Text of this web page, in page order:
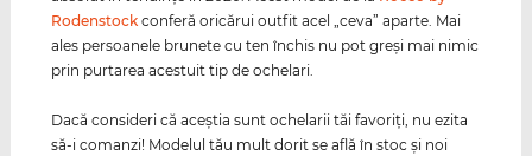
Rodenstock conferă oricărui outfit acel „ceva” aparte. Mai
ales persoanele brunete cu ten închis nu pot greşi mai nimic
prin purtarea acestuit tip de ochelari.
Dacă consideri că aceştia sunt ochelarii tăi favoriţi, nu ezita
să-i comanzi! Modelul tău mult dorit se află în stoc şi noi